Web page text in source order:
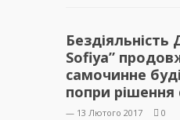
Sofiya”
самочинне
попри рішення
— 13 Лютого 2017 0